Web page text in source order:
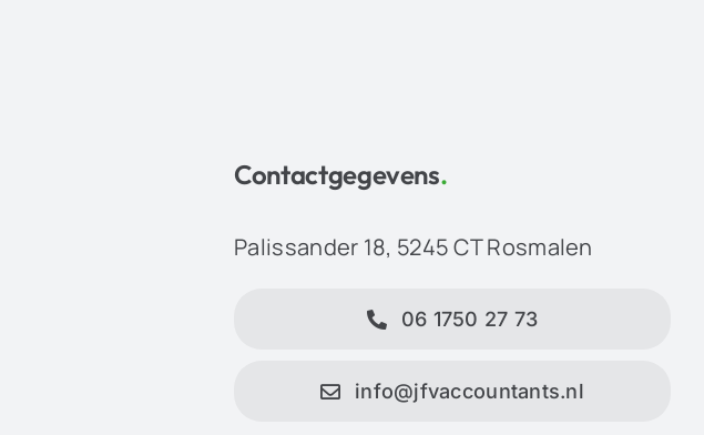
Contactgegevens.
Palissander 18, 5245 CT Rosmalen
06 1750 27 73
info@jfvaccountants.nl